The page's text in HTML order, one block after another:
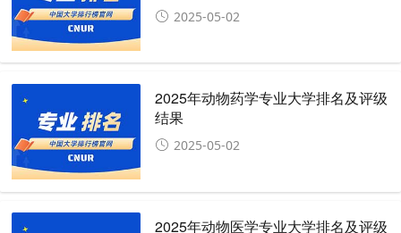
2025-05-02
2025年动物药学专业大学排名及评级
结果
2025-05-02
2025年动物医学专业大学排名及评级